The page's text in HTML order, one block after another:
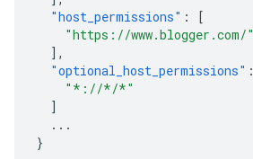
"host_permissions" :
[
"https://www.blogger.com/"
],
"optional_host_permissions" :
"*://*/*"
]
...
}